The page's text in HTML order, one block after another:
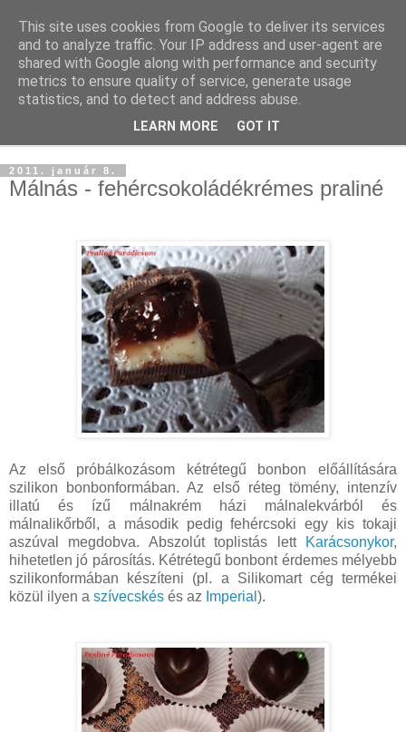
2011. január 8.
Málnás - fehércsokoládékrémes praliné
Az első próbálkozásom kétrétegű bonbon előállítására
szilikon bonbonformában. Az első réteg tömény, intenzív
illatú és ízű málnakrém házi málnalekvárból és
málnalikőrből, a második pedig fehércsoki egy kis tokaji
aszúval megdobva. Abszolút toplistás lett
Karácsonykor,
hihetetlen jó párosítás. Kétrétegű bonbont érdemes mélyebb
szilikonformában készíteni (pl. a Silikomart cég termékei
közül ilyen a szívecskés és az Imperial ).
This site uses cookies from Google to deliver its services
and to analyze traffic. Your IP address and user-agent are
shared with Google along with performance and security
metrics to ensure quality of service, generate usage
statistics, and to detect and address abuse.
LEARN MORE GOT IT